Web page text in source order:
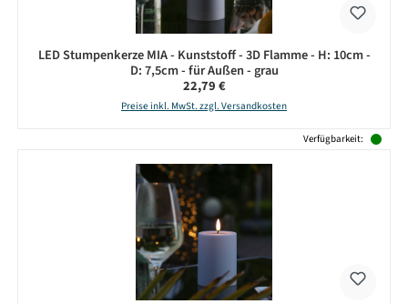
LED Stumpenkerze MIA - Kunststoff - 3D Flamme - H: 10cm -
D: 7,5cm - für Außen - grau
Regulärer Preis:
22,79 €
Preise inkl. MwSt. zzgl. Versandkosten
Verfügbarkeit: